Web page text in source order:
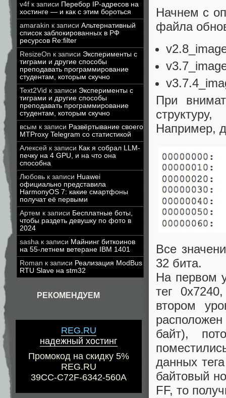
v4f к записи Перебор IP-адресов на
хостинге — и как с этим бороться
amarakin к записи Альтернативный
список заблокированных в РФ
ресурсов Re:filter
ResizeOn к записи Эксперименты с
тиграми и другие способы
преподавать программирование
студентам, которым скучно
Text2Vid к записи Эксперименты с
тиграми и другие способы
преподавать программирование
студентам, которым скучно
всым к записи Развёртывание своего
MTProxy Telegram со статистикой
Алексей к записи Как я собрал LLM-
печку на 4 GPU, и на что она
способна
Любовь к записи Huawei
официально представила
HarmonyOS 7: какие смартфоны
получат её первыми
Артем к записи Бесплатные боты,
чтобы раздеть девушку по фото в
2024
sasha к записи Майнинг биткоинов
на 55-летнем ветеране IBM 1401
Roman к записи Реализация ModBus
RTU Slave на stm32
РЕКОМЕНДУЕМ
REG.RU
надежный хостинг
Промокод на скидку 5%
REG.RU
39CC-C72F-6342-560A
Начнем с
файла
При
Например,
Все
32 бита.
На первом
тег
втором
байт),
данных
байтовый
FF, то